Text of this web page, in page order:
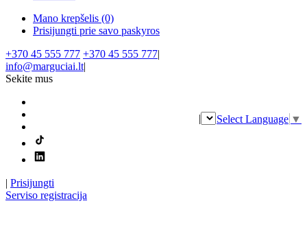
Mano krepšelis (0)
Prisijungti prie savo paskyros
+370 45 555 777 +370 45 555 777|
info@marguciai.lt|
Sekite mus
| Prisijungti
| Select Language ▼
Serviso registracija